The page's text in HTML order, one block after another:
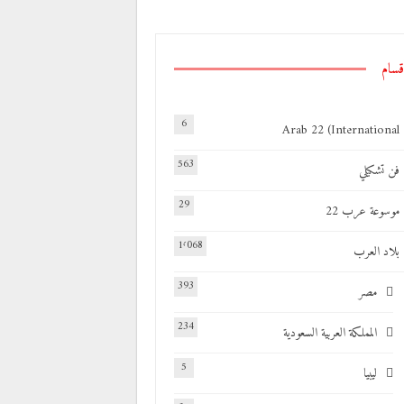
Arab 22 (International
6
فن تشكيلي 563
موسوعة عرب 22 29
بلاد العرب 1٬068
مصر 393
المملكة العربية السعودية 234
ليبيا 5